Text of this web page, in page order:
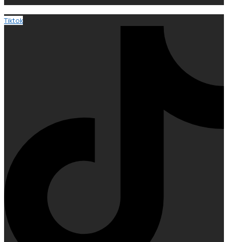
Tiktok